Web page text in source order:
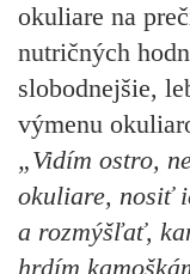
okuliare na
nutričných
slobodnejšie,
výmenu
„Vidím ostro,
okuliare, nosiť
a rozmýšľať,
hrdím